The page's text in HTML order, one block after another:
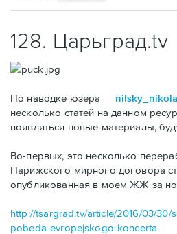
128. Царьград.tv
По наводке юзера
несколько статей на данном
появляться новые материалы,
Во-первых, это несколько
Парижского мирного договора
опубликованная в моем ЖЖ за
http://tsargrad.tv/article/2016/03/30/
pobeda-evropejskogo-koncerta